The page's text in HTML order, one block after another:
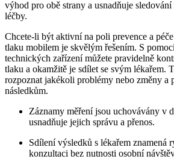
výhod pro obě strany a usnadňuje
léčby.
Chcete-li být aktivní na poli prevence a
tlaku mobilem je skvělým řešením. S
technických zařízení můžete pravidelně
tlaku a okamžitě je sdílet se svým lékařem.
rozpoznat jakékoli problémy nebo změny a
následkům.
Záznamy měření jsou uchovávány v
usnadňuje jejich správu a přenos.
Sdílení výsledků s lékařem znamená
konzultaci bez nutnosti osobní